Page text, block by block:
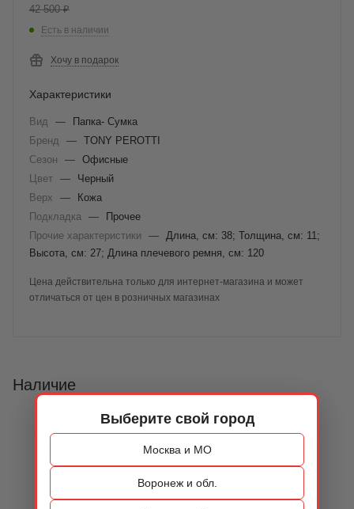
Выберите свой город
Москва и МО
Воронеж и обл.
42 500₽
Есть в наличии
Хочу в подарок
Характеристики
Вид —
Папка- Сумка
Бренд
— TONY PEROTTI
Сезон
— Офисные
Цвет —
Черный
Верх
—
Кожа
Подкладка
—
Прочее
Прочие характеристики
—
Длина, см: 38; Толщина, см: 11;
Высота, см: 27; Длина плечевого ремня, см: 120
Цена действительна только для интернет-магазина и может
отличаться от цен в розничных магазинах
Наличие